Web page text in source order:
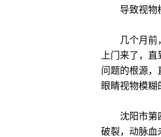
导致视物
几个月前，
上门来了，
问题的根源，
眼睛视物模
沈阳市第四
破裂，动脉血